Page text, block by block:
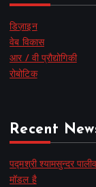
डिज़ाइन
वेब विकास
आर / वी प्रौद्योगिकी
रोबोटिक
Recent
पद्मश्री श्यामसुन्दर
मॉडल है